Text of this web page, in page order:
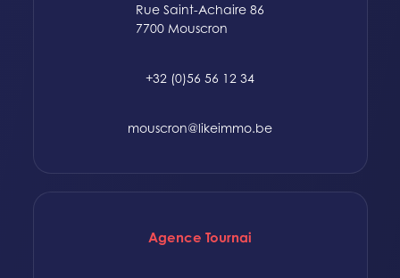
Rue Saint-Achaire 86
7700 Mouscron
+32 (0)56 56 12 34
mouscron@likeimmo.be
Agence Tournai